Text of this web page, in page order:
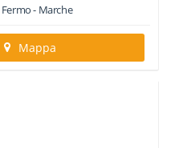
Fermo - Marche
Mappa